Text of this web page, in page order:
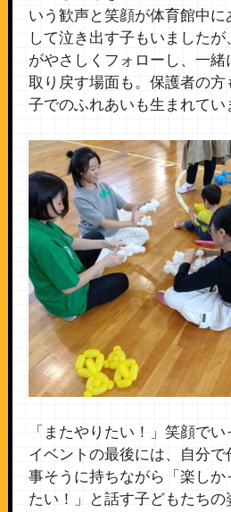
いう歓声と笑顔が体育館中
して泣き出す子もいましたが
がやさしくフォローし、一
取り戻す場面も。保護者の
子でのふれあいも生まれてい
「またやりたい！」笑顔で
イベントの最後には、自分
事そうに持ちながら「楽しか
たい！」と話す子どもたち